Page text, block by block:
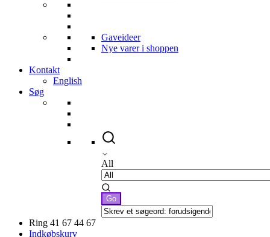
Gaveideer
Nye varer i shoppen
Kontakt
English
Søg
All
Ring 41 67 44 67
Indkøbskurv